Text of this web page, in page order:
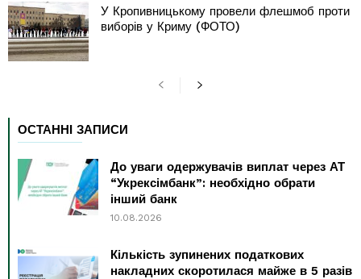
У Кропивницькому провели флешмоб проти
виборів у Криму (ФОТО)
ОСТАННІ ЗАПИСИ
До уваги одержувачів виплат через АТ
“Укрексімбанк”: необхідно обрати
інший банк
10.08.2026
Кількість зупинених податкових
накладних скоротилася майже в 5 разів